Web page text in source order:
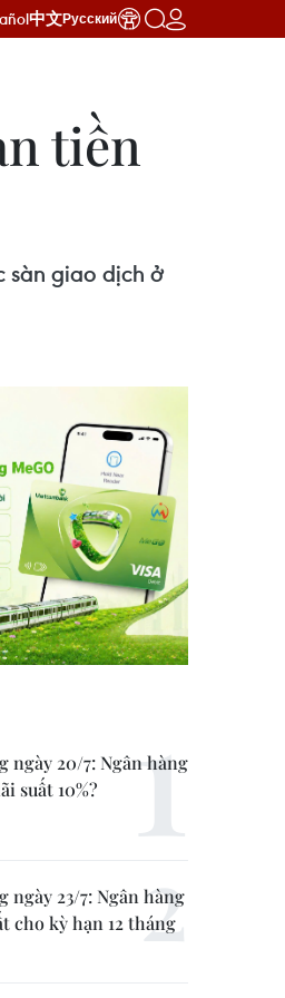
中文Русский
tiền
sàn giao dịch ở
ngày 20/7: Ngân hàng
suất 10%?
ngày 23/7: Ngân hàng
cho kỳ hạn 12 tháng